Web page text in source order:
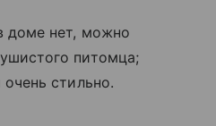
доме нет, можно
питомца;
очень стильно.